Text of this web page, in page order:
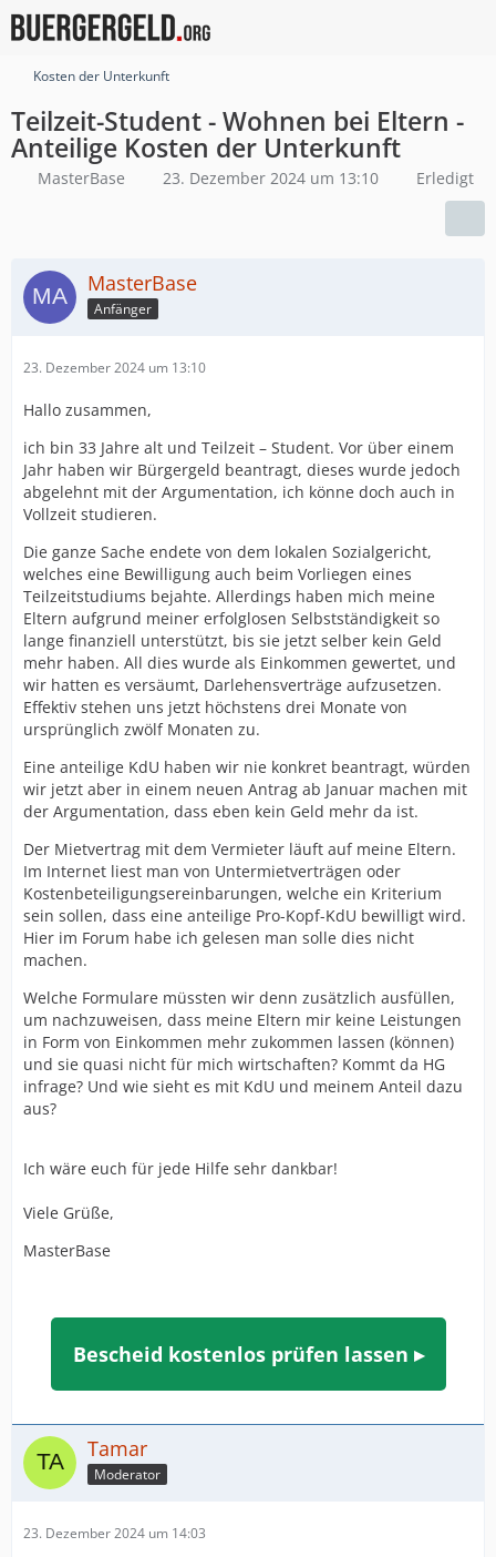
Kosten der Unterkunft
Teilzeit-Student - Wohnen bei Eltern -
Anteilige Kosten der Unterkunft
MasterBase 23. Dezember 2024 um 13:10 Erledigt
MasterBase
Anfänger
23. Dezember 2024 um 13:10
Hallo zusammen,
ich bin 33 Jahre alt und Teilzeit – Student. Vor über einem
Jahr haben wir Bürgergeld beantragt, dieses wurde jedoch
abgelehnt mit der Argumentation, ich könne doch auch in
Vollzeit studieren.
Die ganze Sache endete von dem lokalen Sozialgericht,
welches eine Bewilligung auch beim Vorliegen eines
Teilzeitstudiums bejahte. Allerdings haben mich meine
Eltern aufgrund meiner erfolglosen Selbstständigkeit so
lange finanziell unterstützt, bis sie jetzt selber kein Geld
mehr haben. All dies wurde als Einkommen gewertet, und
wir hatten es versäumt, Darlehensverträge aufzusetzen.
Effektiv stehen uns jetzt höchstens drei Monate von
ursprünglich zwölf Monaten zu.
Eine anteilige KdU haben wir nie konkret beantragt, würden
wir jetzt aber in einem neuen Antrag ab Januar machen mit
der Argumentation, dass eben kein Geld mehr da ist.
Der Mietvertrag mit dem Vermieter läuft auf meine Eltern.
Im Internet liest man von Untermietverträgen oder
Kostenbeteiligungsereinbarungen, welche ein Kriterium
sein sollen, dass eine anteilige Pro-Kopf-KdU bewilligt wird.
Hier im Forum habe ich gelesen man solle dies nicht
machen.
Welche Formulare müssten wir denn zusätzlich ausfüllen,
um nachzuweisen, dass meine Eltern mir keine Leistungen
in Form von Einkommen mehr zukommen lassen (können)
und sie quasi nicht für mich wirtschaften? Kommt da HG
infrage? Und wie sieht es mit KdU und meinem Anteil dazu
aus?
Ich wäre euch für jede Hilfe sehr dankbar!
Viele Grüße,
MasterBase
Bescheid kostenlos prüfen lassen ▸
Tamar
Moderator
23. Dezember 2024 um 14:03